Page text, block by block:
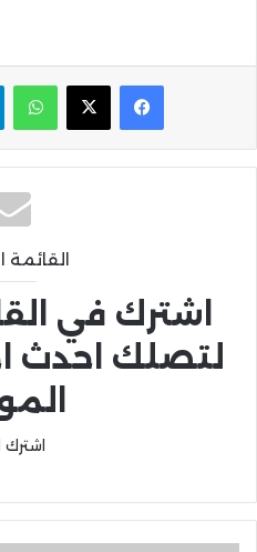
واتساب
القائمة
اشترك في
لتصلك احدث
اشترك